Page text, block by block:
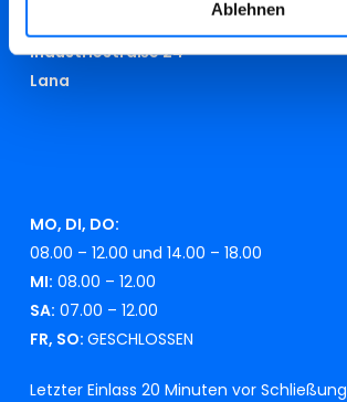
Ablehnen
Industriestraße 24
Lana
MO, DI, DO:
08.00 – 12.00 und 14.00 – 18.00
MI: 08.00 – 12.00
SA: 07.00 – 12.00
FR, SO: GESCHLOSSEN
Letzter Einlass 20 Minuten vor Schließung